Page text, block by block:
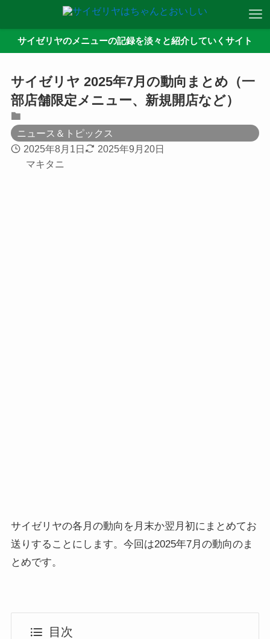
サイゼリヤのメニューの記録を淡々と紹介していくサイト
サイゼリヤ 2025年7月の動向まとめ（一
部店舗限定メニュー、新規開店など）
ニュース＆トピックス
2025年8月1日
2025年9月20日
マキタニ
サイゼリヤの各月の動向を月末か翌月初にまとめてお
送りすることにします。今回は2025年7月の動向のま
とめです。
目次